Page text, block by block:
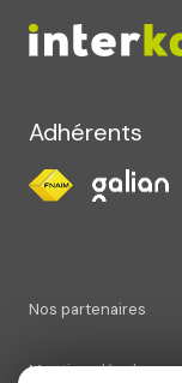
Adhérents
Nos partenaires
Mentions légales